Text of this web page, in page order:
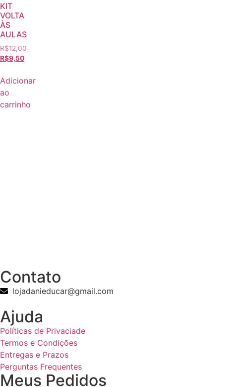
KIT
VOLTA
ÀS
AULAS
R$12,00
R$9,50
Adicionar
ao
carrinho
Contato
lojadanieducar@gmail.com
Ajuda
Políticas de Privaciade
Termos e Condições
Entregas e Prazos
Perguntas Frequentes
Meus Pedidos